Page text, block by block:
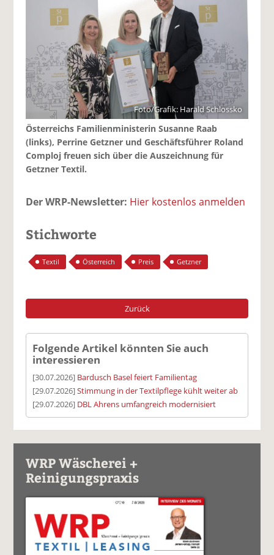
Foto/Grafik: Harald Schlossko
Österreichs Familienministerin Susanne Raab
(links), Perrine Getzner und Geschäftsführer Roland
Comploj freuen sich über die Auszeichnung für
Getzner Textil.
Der WRP-Newsletter: Hier kostenlos anmelden
Stichworte
Textil Österreich Preis Getzner
Zurück
Folgende Artikel könnten Sie auch
interessieren
[30.07.2026] Bardusch Basel feiert Familientag
[29.07.2026]Stimmung in der Textilpflege kühlt weiter ab
[29.07.2026] DBL Ahrens umfangreich modernisiert
WRP Wäscherei +
Reinigungspraxis